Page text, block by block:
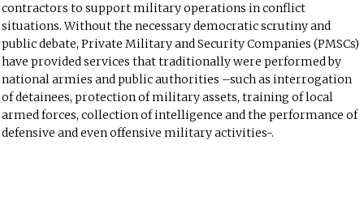
contractors to support military operations in conflict
situations. Without the necessary democratic scrutiny and
public debate, Private Military and Security Companies (PMSCs)
have provided services that traditionally were performed by
national armies and public authorities –such as interrogation
of detainees, protection of military assets, training of local
armed forces, collection of intelligence and the performance of
defensive and even offensive military activities-.